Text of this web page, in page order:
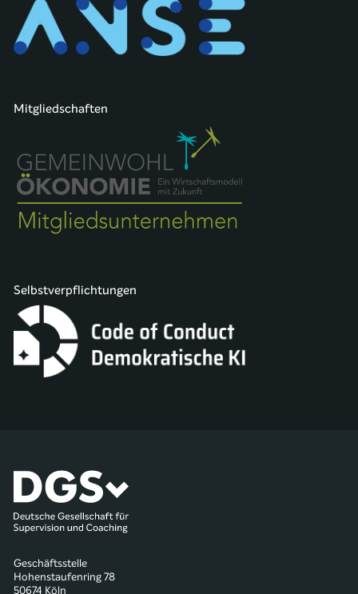
Mitgliedschaften
Selbstverpflichtungen
Geschäftsstelle
Hohenstaufenring 78
50674 Köln